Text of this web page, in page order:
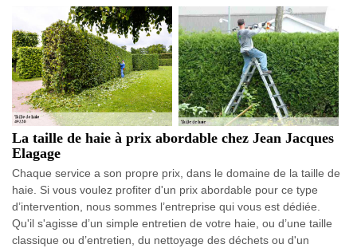
La taille de haie à prix abordable chez Jean Jacques
Elagage
Chaque service a son propre prix, dans le domaine de la taille de
haie. Si vous voulez profiter d'un prix abordable pour ce type
d’intervention, nous sommes l’entreprise qui vous est dédiée.
Qu'il s'agisse d’un simple entretien de votre haie, ou d’une taille
classique ou d’entretien, du nettoyage des déchets ou d'un